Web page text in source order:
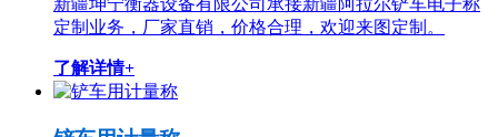
新疆坤宁衡器设备有限公司承接新疆阿拉尔铲车电子称
定制业务，厂家直销，价格合理，欢迎来图定制。
了解详情+